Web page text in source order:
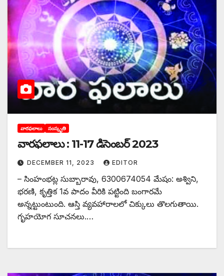
వారఫలాలు సంస్కృతి
వారఫలాలు : 11-17 డిసెంబర్ 2023
DECEMBER 11, 2023 EDITOR
– సింహంభట్ల సుబ్బారావు, 6300674054 మేషం: అశ్విని,
భరణి, కృత్తిక 1వ పాదం వీరికి పట్టింది బంగారమే
అన్నట్టుంటుంది. ఆస్తి వ్యవహారాలలో చిక్కులు తొలగుతాయి.
గృహయోగ సూచనలు.…